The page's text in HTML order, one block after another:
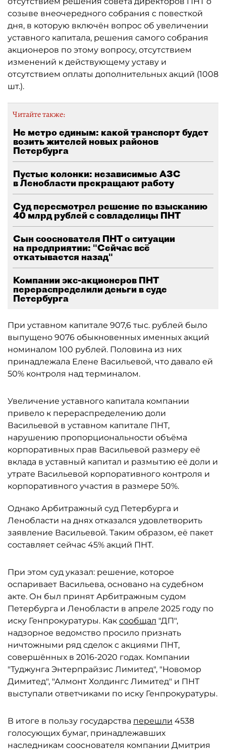
созыве внеочередного собрания с повесткой
дня, в которую включён вопрос об увеличении
уставного капитала, решения самого собрания
акционеров по этому вопросу, отсутствием
изменений к действующему уставу и
отсутствием оплаты дополнительных акций (1008
шт.).
Читайте также:
Не метро единым: какой транспорт будет
возить жителей новых районов
Петербурга
Пустые колонки: независимые АЗС
в Ленобласти прекращают работу
Суд пересмотрел решение по взысканию
40 млрд рублей с совладелицы ПНТ
Сын сооснователя ПНТ о ситуации
на предприятии: "Сейчас всё
откатывается назад"
Компании экс-акционеров ПНТ
перераспределили деньги в суде
Петербурга
При уставном капитале 907,6 тыс. рублей было
выпущено 9076 обыкновенных именных акций
номиналом 100 рублей. Половина из них
принадлежала Елене Васильевой, что давало ей
50% контроля над терминалом.
Увеличение уставного капитала компании
привело к перераспределению доли
Васильевой в уставном капитале ПНТ,
нарушению пропорциональности объёма
корпоративных прав Васильевой размеру её
вклада в уставный капитал и размытию её доли и
утрате Васильевой корпоративного контроля и
корпоративного участия в размере 50%.
Однако Арбитражный суд Петербурга и
Ленобласти на днях отказался удовлетворить
заявление Васильевой. Таким образом, её пакет
составляет сейчас 45% акций ПНТ.
При этом суд указал: решение, которое
оспаривает Васильева, основано на судебном
акте. Он был принят Арбитражным судом
Петербурга и Ленобласти в апреле 2025 году по
иску Генпрокуратуры. Как сообщал "ДП",
надзорное ведомство просило признать
ничтожными ряд сделок с акциями ПНТ,
совершённых в 2016-2020 годах. Компании
"Туджунга Энтерпрайзис Лимитед", "Новомор
Димитед", "Алмонт Холдингс Лимитед" и ПНТ
выступали ответчиками по иску Генпрокуратуры.
В итоге в пользу государства перешли 4538
голосующих бумаг, принадлежавших
наследникам сооснователя компании Дмитрия